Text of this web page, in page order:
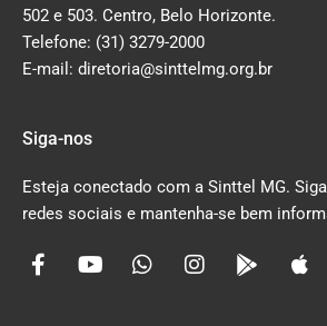
502 e 503. Centro, Belo Horizonte.
Telefone: (31) 3279-2000
E-mail: diretoria@sinttelmg.org.br
Siga-nos
Esteja conectado com a Sinttel MG.
redes sociais e mantenha-se bem